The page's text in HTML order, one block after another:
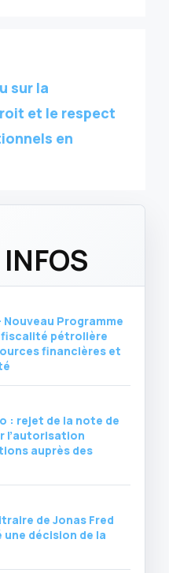
sur la
et le respect
en
Nouveau Programme
fiscalité pétrolière
financières et
: rejet de la note de
l’autorisation
auprès des
de Jonas Fred
une décision de la